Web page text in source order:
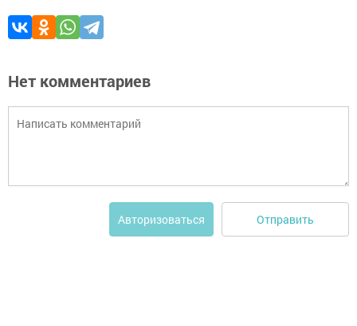
Нет комментариев
Авторизоваться Отправить